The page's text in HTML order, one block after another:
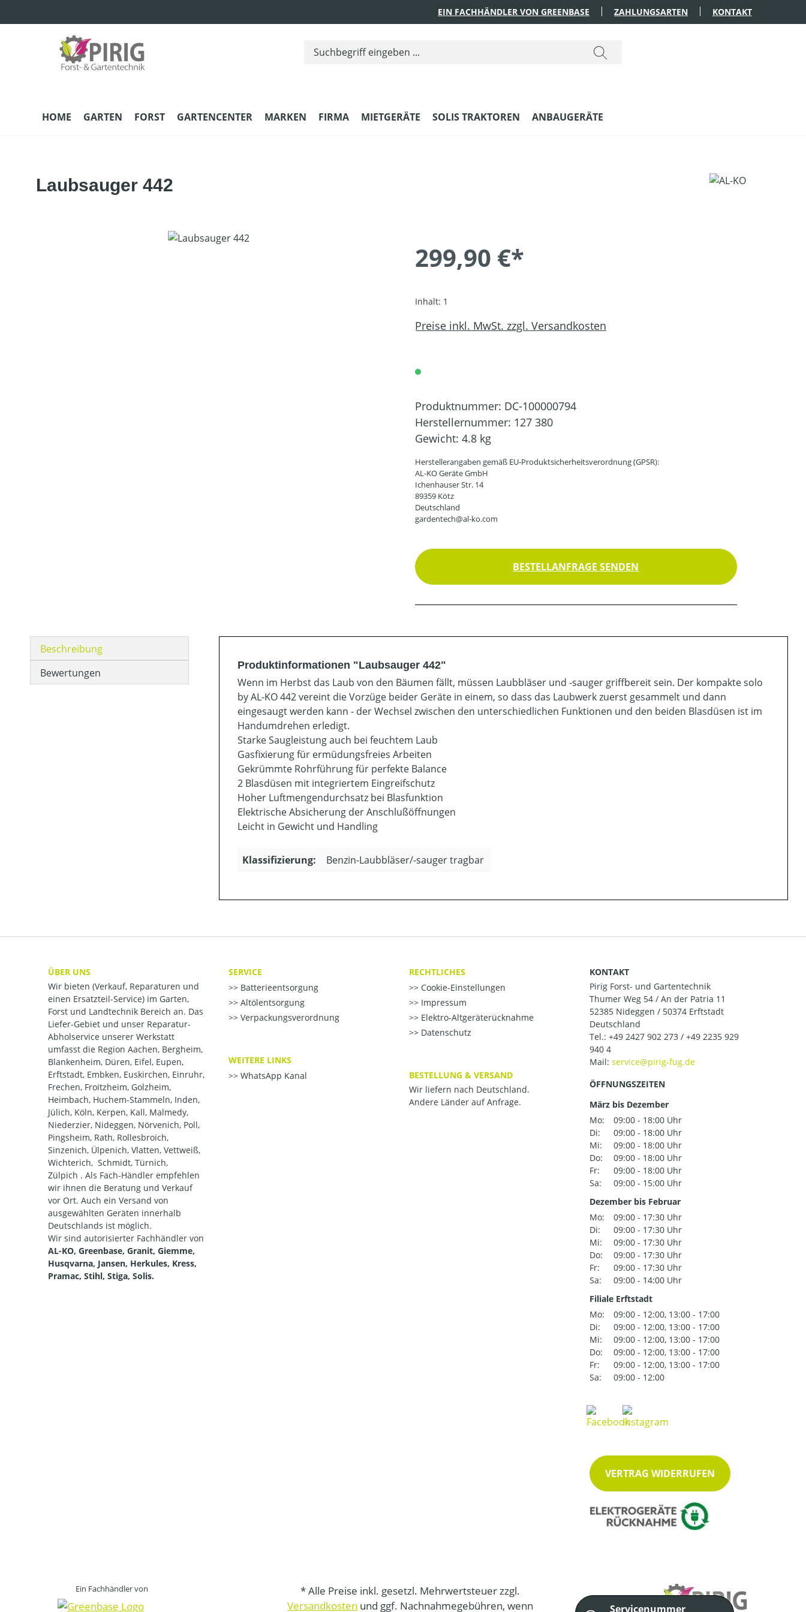
EIN FACHHÄNDLER VON GREENBASE ZAHLUNGSARTEN KONTAKT
HOME GARTEN FORST GARTENCENTER MARKEN FIRMA MIETGERÄTE SOLIS TRAKTOREN ANBAUGERÄTE
Laubsauger 442
299,90 €*
Inhalt: 1
Preise inkl. MwSt. zzgl. Versandkosten
Produktnummer: DC-100000794
Herstellernummer: 127 380
Gewicht: 4.8 kg
Herstellerangaben gemäß EU-Produktsicherheitsverordnung (GPSR):
AL-KO Geräte GmbH
Ichenhauser Str. 14
89359 Kötz
Deutschland
gardentech@al-ko.com
BESTELLANFRAGE SENDEN
Beschreibung
Bewertungen
Produktinformationen "Laubsauger 442"
Wenn im Herbst das Laub von den Bäumen fällt, müssen Laubbläser und -sauger griffbereit sein. Der kompakte solo
by AL-KO 442 vereint die Vorzüge beider Geräte in einem, so dass das Laubwerk zuerst gesammelt und dann
eingesaugt werden kann - der Wechsel zwischen den unterschiedlichen Funktionen und den beiden Blasdüsen ist im
Handumdrehen erledigt.
Starke Saugleistung auch bei feuchtem Laub
Gasfixierung für ermüdungsfreies Arbeiten
Gekrümmte Rohrführung für perfekte Balance
2 Blasdüsen mit integriertem Eingreifschutz
Hoher Luftmengendurchsatz bei Blasfunktion
Elektrische Absicherung der Anschlußöffnungen
Leicht in Gewicht und Handling
Klassifizierung: Benzin-Laubbläser/-sauger tragbar
ÜBER UNS
Wir bieten (Verkauf, Reparaturen und
einen Ersatzteil-Service) im Garten,
Forst und Landtechnik Bereich an. Das
Liefer-Gebiet und unser Reparatur-
Abholservice unserer Werkstatt
umfasst die Region Aachen, Bergheim,
Blankenheim, Düren, Eifel, Eupen,
Erftstadt, Embken, Euskirchen, Einruhr,
Frechen, Froitzheim, Golzheim,
Heimbach, Huchem-Stammeln, Inden,
Jülich, Köln, Kerpen, Kall, Malmedy,
Niederzier, Nideggen, Nörvenich, Poll,
Pingsheim, Rath, Rollesbroich,
Sinzenich, Ülpenich, Vlatten, Vettweiß,
Wichterich, Schmidt, Türnich,
Zülpich . Als Fach-Händler empfehlen
wir ihnen die Beratung und Verkauf
vor Ort. Auch ein Versand von
ausgewählten Geräten innerhalb
Deutschlands ist möglich.
Wir sind autorisierter Fachhändler von
AL-KO, Greenbase, Granit, Giemme,
Husqvarna, Jansen, Herkules, Kress,
Pramac, Stihl, Stiga, Solis.
SERVICE
Batterieentsorgung
Altölentsorgung
Verpackungsverordnung
WEITERE LINKS
WhatsApp Kanal
RECHTLICHES
Cookie-Einstellungen
Impressum
Elektro-Altgeräterücknahme
Datenschutz
BESTELLUNG & VERSAND
Wir liefern nach Deutschland.
Andere Länder auf Anfrage.
KONTAKT
Pirig Forst- und Gartentechnik
Thumer Weg 54 / An der Patria 11
52385 Nideggen / 50374 Erftstadt
Deutschland
Tel.: +49 2427 902 273 / +49 2235 929
940 4
Mail:
ÖFFNUNGSZEITEN
März bis Dezember
Mo:
09:00 - 18:00 Uhr
Di:
09:00 - 18:00 Uhr
Mi:
09:00 - 18:00 Uhr
Do:
09:00 - 18:00 Uhr
Fr:
09:00 - 18:00 Uhr
Sa:
09:00 - 15:00 Uhr
Dezember bis Februar
Mo:
09:00 - 17:30 Uhr
Di:
09:00 - 17:30 Uhr
Mi:
09:00 - 17:30 Uhr
Do:
09:00 - 17:30 Uhr
Fr:
09:00 - 17:30 Uhr
Sa:
09:00 - 14:00 Uhr
Filiale Erftstadt
Mo:
09:00 - 12:00, 13:00 - 17:00
Di:
09:00 - 12:00, 13:00 - 17:00
Mi:
09:00 - 12:00, 13:00 - 17:00
Do:
09:00 - 12:00, 13:00 - 17:00
Fr:
09:00 - 12:00, 13:00 - 17:00
Sa:
09:00 - 12:00
VERTRAG WIDERRUFEN
Ein Fachhändler von
* Alle Preise inkl. gesetzl. Mehrwertsteuer zzgl.
Versandkosten und ggf. Nachnahmegebühren, wenn Servicenummer